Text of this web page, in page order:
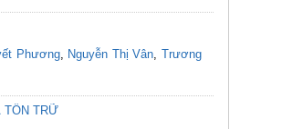
Phương, Nguyễn Thị Vân,Trương
TỒN TRỮ